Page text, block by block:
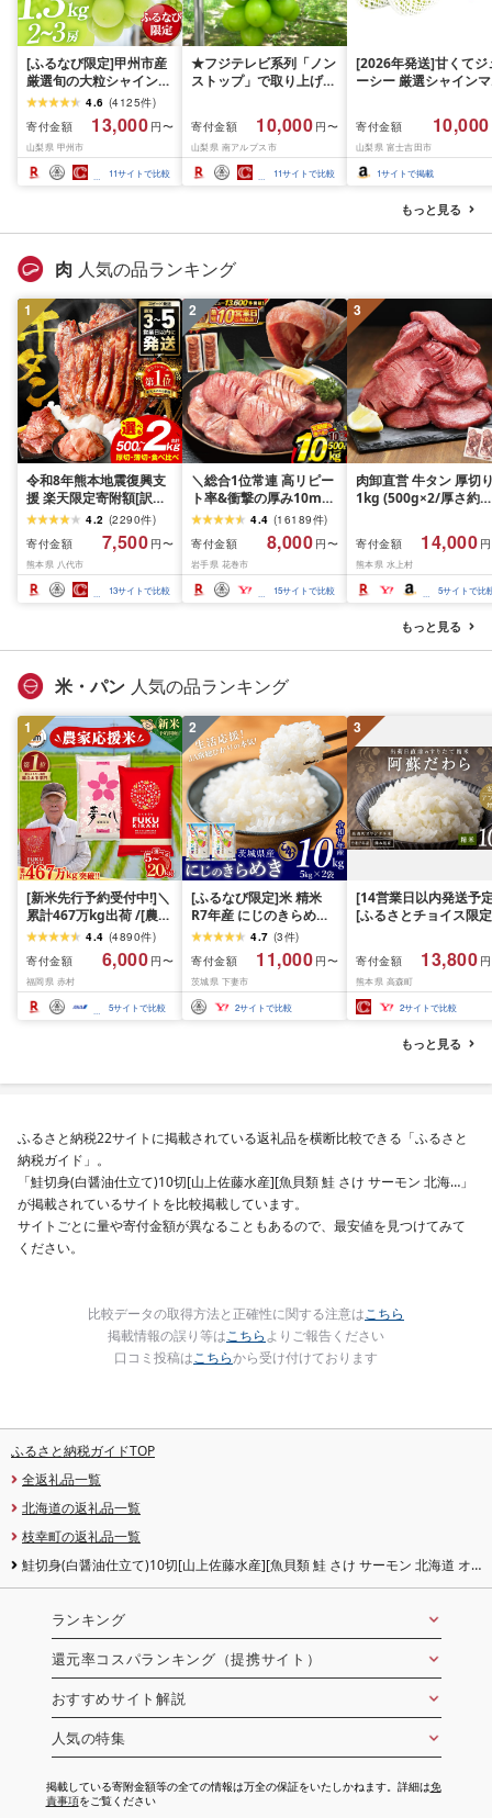
[ふるなび限定]甲州市産
厳選旬の大粒シャインマ
スカット 約1.3kg 2〜3
房[2026年発送]
(MG)B12-472 FN-
Limited-VO シャインマ
スカット フルーツ
4.6 (4125件)
寄付金額
13,000 円〜
山梨県 甲州市
11サイトで比較
★フジテレビ系列「ノン
ストップ」で取り上げら
先行予約]南アルプス市
産シャインマスカット
1.2kg以上(2〜3房)ふる
さと納税 おすすめ 山梨
県 南アルプス市 送料無
寄付金額 10,000 円〜
山梨県 南アルプス市
11サイトで比較
[2026年発送]甘くてジ
ーシー 厳選シャインマ
月前半(1〜15日)から
月下旬までの発送) フ
ーツ ぶどう 果物 山梨
産 2026 旬 大粒 高級
寄付金額 10,000
山梨県 富士吉田市
1サイトで掲載
もっと見る
肉 人気の品ランキング
1
令和8年熊本地震復興支
援 楽天限定寄附額[訳あ
り]牛タン 500g〜2kg 肉
牛肉 訳あり 牛タン 冷凍
小分け 厚切り 薄切り 食
べ比べ 500g 1kg 1.5kg
2kg 牛 人気 ビーフ 牛た
ん ふるさと納税 ランキ
4.2 (2290件)
寄付金額
7,500 円〜
熊本県 八代市
13サイトで比較
2
＼総合1位常連 高リピー
ト率&衝撃の厚み10mm
厚切り牛タン 塩味/ ≪ス
ピード発送!!10営業日以
内発送≫ 選べる内容量
500g / 1kg 定期便 毎月
届く 牛肉 肉 BBQ ふるさ
と 人気 ランキング 岩手
4.4 (16189件)
寄付金額
8,000 円〜
岩手県 花巻市
15サイトで比較
3
肉卸直営 牛タン 厚切
1kg (500g×2/厚さ約
牛肉 焼肉 冷凍 スライ
業務用 バーベキュー
BBQ おつまみ ギフト
祝い お中元 夏ギフト
寄付金額 14,000
熊本県 水上村
5サイトで比
もっと見る
米・パン 人気の品ランキング
1
[新米先行予約受付中!]＼
累計467万kg出荷 /[農家
応援米]訳あり 令和7年産
令和8年産ふくきらり 夢
つくし 5kg 10kg 15kg
20kg [選べる品種・内容
量・出荷時期]複数原料
米 白米 精米 国産 限定
4.4 (4890件)
寄付金額
6,000 円〜
福岡県 赤村
5サイトで比較
2
[ふるなび限定]米 精米
R7年産 にじのきらめき
10kg 10月 FN-Limited-
4.7 (3件)
寄付金額
11,000 円〜
茨城県 下妻市
2サイトで比較
3
[14営業日以内発送予
[ふるさとチョイス限定
だわら 熊本県 高森町
リジナル米 計
10kg(5kg×2袋)精米 お
米 米 5kg×2 10kg
寄付金額 13,800
熊本県 高森町
2サイトで比較
もっと見る
ふるさと納税22サイトに掲載されている返礼品を横断比較できる「ふるさと
納税ガイド」。
「鮭切身(白醤油仕立て)10切[山上佐藤水産][魚貝類 鮭 さけ サーモン 北海…」
が掲載されているサイトを比較掲載しています。
サイトごとに量や寄付金額が異なることもあるので、最安値を見つけてみて
ください。
比較データの取得方法と正確性に関する注意はこちら
掲載情報の誤り等はこちらよりご報告ください
口コミ投稿はこちらから受け付けております
ふるさと納税ガイドTOP
全返礼品一覧
北海道の返礼品一覧
枝幸町の返礼品一覧
鮭切身(白醤油仕立て)10切[山上佐藤水産][魚貝類 鮭 さけ サーモン 北海道 オ
ランキング
還元率コスパランキング（提携サイト）
おすすめサイト解説
人気の特集
掲載している寄附金額等の全ての情報は万全の保証をいたしかねます。詳細は免
責事項をご覧ください